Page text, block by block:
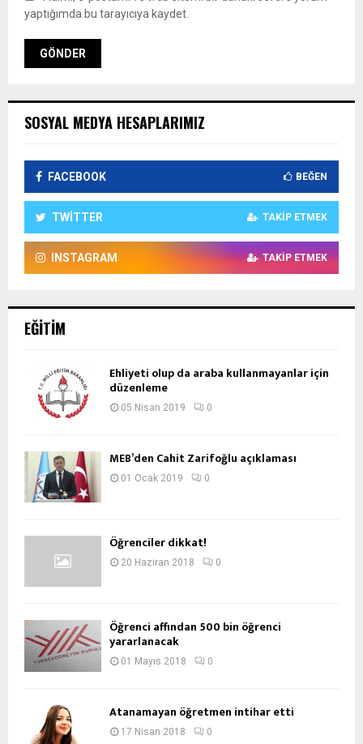
yaptığımda bu tarayıcıya kaydet.
SOSYAL MEDYA HESAPLARIMIZ
FACEBOOK BEĞEN
TWITTER TAKIP ETMEK
INSTAGRAM TAKIP ETMEK
EĞITIM
Ehliyeti olup da araba kullanmayanlar için
düzenleme
05 Nisan 2019 0
MEB’den Cahit Zarifoğlu açıklaması
01 Ocak 2019 0
Öğrenciler dikkat!
20 Haziran 2018 0
Öğrenci affından 500 bin öğrenci
yararlanacak
01 Mayıs 2018 0
Atanamayan öğretmen intihar etti
17 Nisan 2018 0